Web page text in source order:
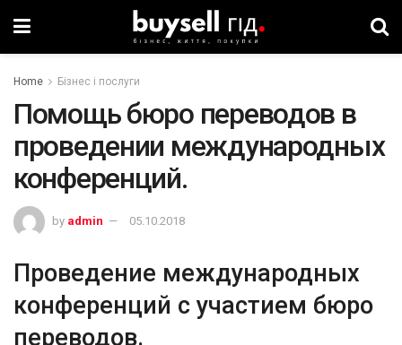
Home Бізнес і послуги
Помощь бюро переводов в
проведении международных
конференций.
by admin 05.10.2018
Проведение международных
конференций с участием бюро
переводов.